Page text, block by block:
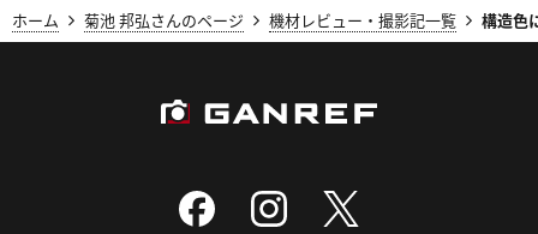
ホーム 菊池 邦弘さんのページ 機材レビュー・撮影記一覧 構造色